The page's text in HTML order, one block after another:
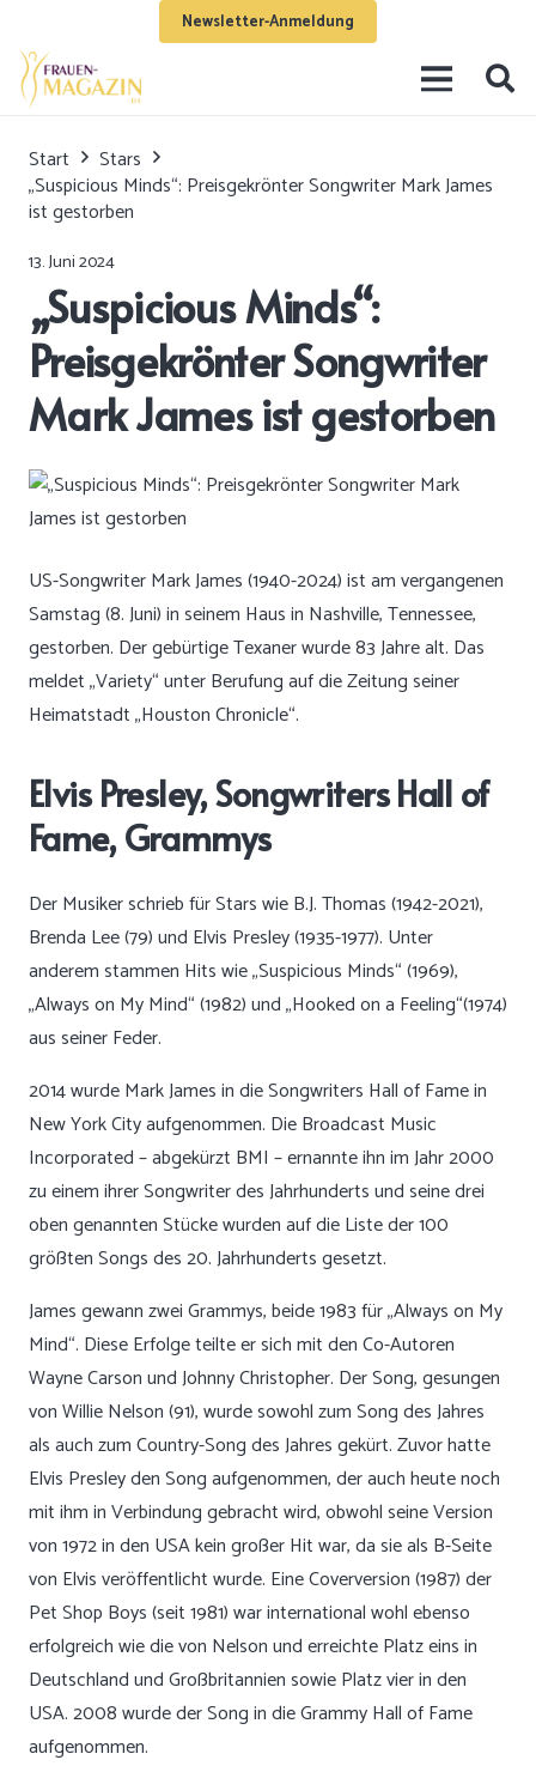
Newsletter-Anmeldung
Start
Stars
„Suspicious Minds“: Preisgekrönter Songwriter Mark James
ist gestorben
13. Juni 2024
„Suspicious Minds“:
Preisgekrönter Songwriter
Mark James ist gestorben
US-Songwriter Mark James (1940-2024) ist am vergangenen
Samstag (8. Juni) in seinem Haus in Nashville, Tennessee,
gestorben. Der gebürtige Texaner wurde 83 Jahre alt. Das
meldet „Variety“ unter Berufung auf die Zeitung seiner
Heimatstadt „Houston Chronicle“.
Elvis Presley, Songwriters Hall of
Fame, Grammys
Der Musiker schrieb für Stars wie B.J. Thomas (1942-2021),
Brenda Lee (79) und Elvis Presley (1935-1977). Unter
anderem stammen Hits wie „Suspicious Minds“ (1969),
„Always on My Mind“ (1982) und „Hooked on a Feeling“(1974)
aus seiner Feder.
2014 wurde Mark James in die Songwriters Hall of Fame in
New York City aufgenommen. Die Broadcast Music
Incorporated – abgekürzt BMI – ernannte ihn im Jahr 2000
zu einem ihrer Songwriter des Jahrhunderts und seine drei
oben genannten Stücke wurden auf die Liste der 100
größten Songs des 20. Jahrhunderts gesetzt.
James gewann zwei Grammys, beide 1983 für „Always on My
Mind“. Diese Erfolge teilte er sich mit den Co-Autoren
Wayne Carson und Johnny Christopher. Der Song, gesungen
von Willie Nelson (91), wurde sowohl zum Song des Jahres
als auch zum Country-Song des Jahres gekürt. Zuvor hatte
Elvis Presley den Song aufgenommen, der auch heute noch
mit ihm in Verbindung gebracht wird, obwohl seine Version
von 1972 in den USA kein großer Hit war, da sie als B-Seite
von Elvis veröffentlicht wurde. Eine Coverversion (1987) der
Pet Shop Boys (seit 1981) war international wohl ebenso
erfolgreich wie die von Nelson und erreichte Platz eins in
Deutschland und Großbritannien sowie Platz vier in den
USA. 2008 wurde der Song in die Grammy Hall of Fame
aufgenommen.